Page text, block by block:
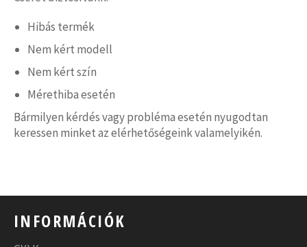
Hibás termék
Nem kért modell
Nem kért szín
Mérethiba esetén
Bármilyen kérdés vagy probléma esetén nyugodtan
keressen minket az elérhetőségeink valamelyikén.
INFORMÁCIÓK